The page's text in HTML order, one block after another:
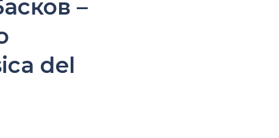
–
del